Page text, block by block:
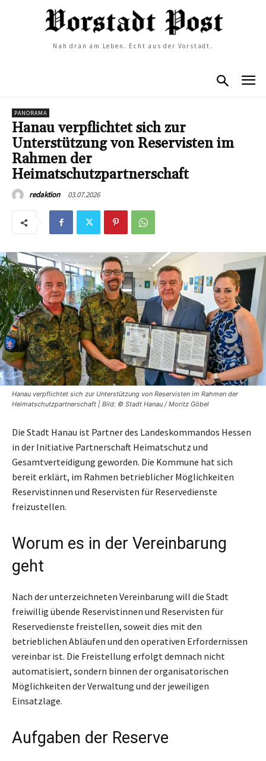
Nah dran am Leben. Echt aus der Vorstadt.
PANORAMA
Hanau verpflichtet sich zur
Unterstützung von Reservisten im
Rahmen der
Heimatschutzpartnerschaft
redaktion 03.07.2026
Hanau verpflichtet sich zur Unterstützung von Reservisten im Rahmen der
Heimatschutzpartnerschaft | Bild: © Stadt Hanau / Moritz Göbel
Die Stadt Hanau ist Partner des Landeskommandos Hessen
in der Initiative Partnerschaft Heimatschutz und
Gesamtverteidigung geworden. Die Kommune hat sich
bereit erklärt, im Rahmen betrieblicher Möglichkeiten
Reservistinnen und Reservisten für Reservedienste
freizustellen.
Worum es in der Vereinbarung
geht
Nach der unterzeichneten Vereinbarung will die Stadt
freiwillig übende Reservistinnen und Reservisten für
Reservedienste freistellen, soweit dies mit den
betrieblichen Abläufen und den operativen Erfordernissen
vereinbar ist. Die Freistellung erfolgt demnach nicht
automatisiert, sondern binnen der organisatorischen
Möglichkeiten der Verwaltung und der jeweiligen
Einsatzlage.
Aufgaben der Reserve